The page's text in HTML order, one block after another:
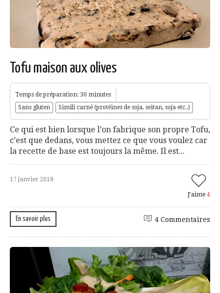
Tofu maison aux olives
Temps de préparation: 30 minutes
Sans gluten
Simili carné (protéines de soja, seitan, soja etc..)
Ce qui est bien lorsque l’on fabrique son propre Tofu,
c’est que dedans, vous mettez ce que vous voulez car
la recette de base est toujours la même. Il est...
17 janvier 2018
J'aime 4
En savoir plus 4 Commentaires